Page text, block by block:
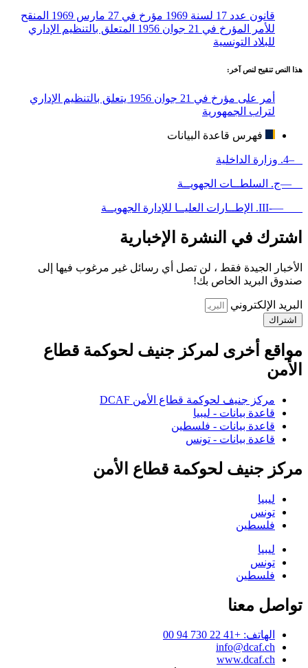
قانون عدد 17 لسنة 1969 مؤرخ في 27 مارس 1969 المنقح
للأمر المؤرخ في 21 جوان 1956 المتعلق بالتنظيم الإداري
للبلاد التونسية
هذا النص تنقيح لنص آخر:
أمر على مؤرخ في 21 جوان 1956 يتعلق بالتنظيم الإداري
لتراب الجمهورية
فهرس قاعدة البيانات
–4. وزارة الداخلية
—ج. السلطــات الجهويــة
—-III. الإطــارات العليــا للإدارة الجهويــة
اشترك في النشرة الإخبارية
الأخبار الجيدة فقط ، لن تصل أي رسائل غير مرغوب فيها إلى
صندوق البريد الخاص بك!
البريد الإلكتروني
اشتراك
مواقع أخرى لمركز جنيف لحوكمة قطاع
الأمن
مركز جنيف لحوكمة قطاع الأمن DCAF
قاعدة بيانات - ليبيا
قاعدة بيانات - فلسطين
قاعدة بيانات - تونس
مركز جنيف لحوكمة قطاع الأمن
ليبيا
تونس
فلسطين
ليبيا
تونس
فلسطين
تواصل معنا
الهاتف: +41 22 730 94 00
info@dcaf.ch
www.dcaf.ch